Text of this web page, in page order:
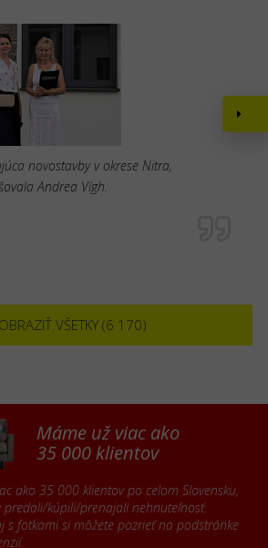
novostavby v okrese Nitra,
Andrea Vígh.
VŠETKY (6 170)
Máme už viac ako
35 000 klientov
ako 35 000 klientov po celom Slovensku,
predali/kúpili/prenajali nehnuteľnosť.
s fotkami si môžete pozrieť na podstránke
.